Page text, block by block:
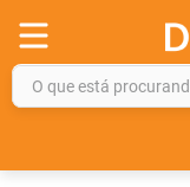
O que está